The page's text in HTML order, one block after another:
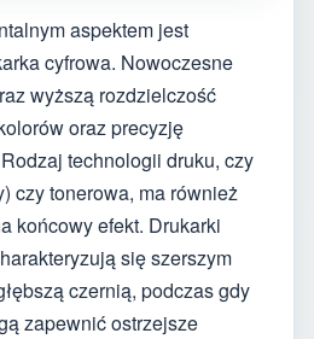
aspektem jest
cyfrowa. Nowoczesne
wyższą rozdzielczość
oraz precyzję
technologii druku, czy
czy tonerowa, ma również
końcowy efekt. Drukarki
się szerszym
czernią, podczas gdy
zapewnić ostrzejsze